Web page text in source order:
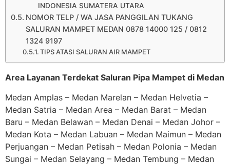
INDONESIA SUMATERA UTARA
NOMOR TELP / WA JASA PANGGILAN TUKANG
SALURAN MAMPET MEDAN 0878 14000 125 / 0812
1324 9197
TIPS ATASI SALURAN AIR MAMPET
Area Layanan Terdekat Saluran Pipa Mampet di Medan
Medan Amplas – Medan Marelan – Medan Helvetia –
Medan Satria – Medan Area – Medan Barat – Medan
Baru – Medan Belawan – Medan Denai – Medan Johor –
Medan Kota – Medan Labuan – Medan Maimun – Medan
Perjuangan – Medan Petisah – Medan Polonia – Medan
Sungai – Medan Selayang – Medan Tembung – Medan